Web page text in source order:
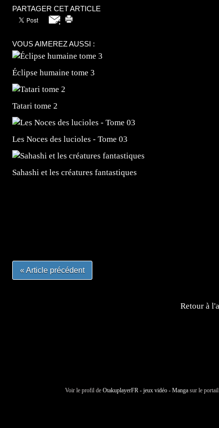
PARTAGER CET ARTICLE
VOUS AIMEREZ AUSSI :
Éclipse humaine tome 3
Tatari tome 2
Les Noces des lucioles - Tome 03
Sahashi et les créatures fantastiques
« Article précédent
Retour à
Voir le profil de OtakuplayerFR - jeux vidéo - Manga sur le